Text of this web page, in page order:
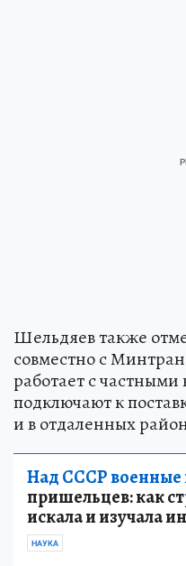
Шельдяев также
совместно с
работает с
подключают к
и в отдаленных
Над СССР военные
пришельцев: как
искала и изучала
НАУКА